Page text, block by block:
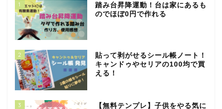
1
踏み台昇降運動！台は家にあるも
のでほぼ0円で作れる
2
貼って剥がせるシール帳ノート！
キャンドゥやセリアの100均で買
える！
3 【無料テンプレ】子供をやる気に